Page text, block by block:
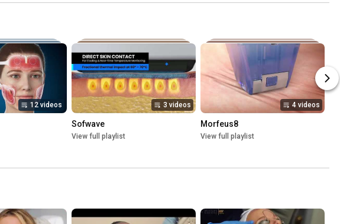
12 videos 3 videos
Sofwave
View full playlist
4 videos
Morfeus8
View full playlist